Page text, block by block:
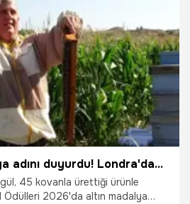
45 kovanla dünyaya adını duyurdu! Londra'dan altın madalyayla döndü
45 kovanla ürettiği ürünle
Ödülleri 2026'da altın madalya